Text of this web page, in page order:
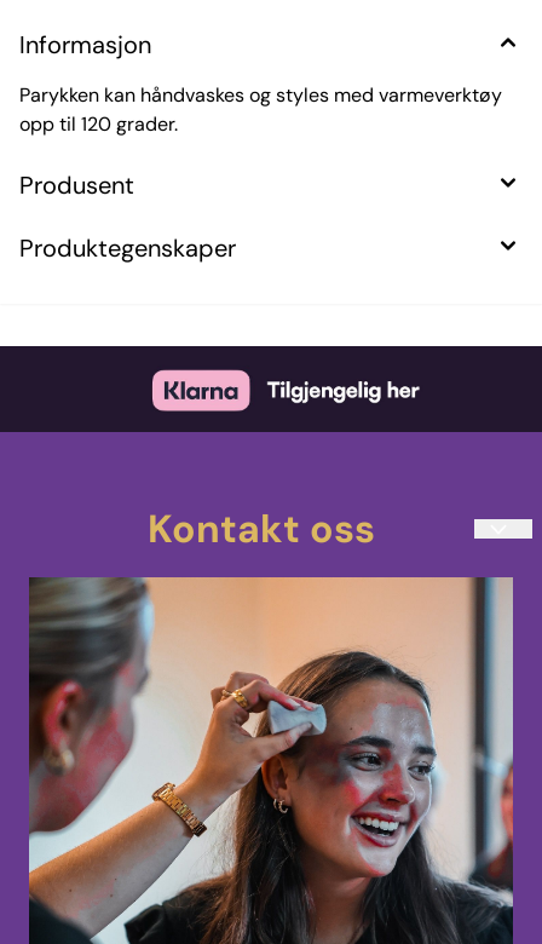
Informasjon
Parykken kan håndvaskes og styles med varmeverktøy
opp til 120 grader.
Produsent
Produktegenskaper
Kontakt oss
Mandag-Torsdag 10:00-14:00
Uranienborgveien 4
3217 Sandefjord
Norge